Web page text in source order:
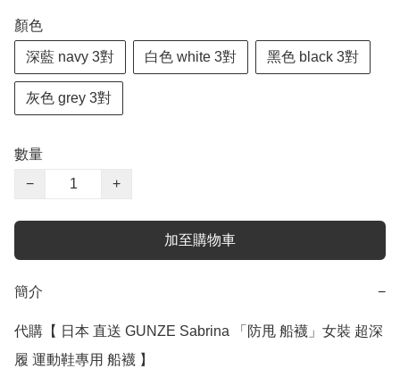
顏色
深藍 navy 3對 白色 white 3對 黑色 black 3對
灰色 grey 3對
數量
−
+
加至購物車
簡介 −
代購【 日本 直送 GUNZE Sabrina 「防甩 船襪」女裝 超深
履 運動鞋專用 船襪 】